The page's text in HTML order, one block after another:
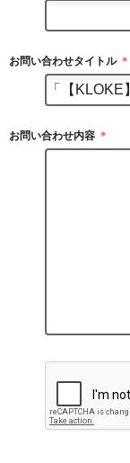
お問い合わせタイトル ＊
お問い合わせ内容 ＊